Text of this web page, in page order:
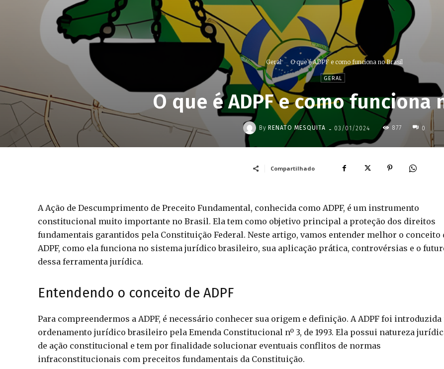
Geral O que é ADPF e como funciona no Brasil
GERAL
O que é ADPF e como funciona
By RENATO MESQUITA - 03/01/2024 877 0
Compartilhado
A Ação de Descumprimento de Preceito Fundamental, conhecida como ADPF, é um instrumento
constitucional muito importante no Brasil. Ela tem como objetivo principal a proteção dos direitos
fundamentais garantidos pela Constituição Federal. Neste artigo, vamos entender melhor o conceito
ADPF, como ela funciona no sistema jurídico brasileiro, sua aplicação prática, controvérsias e o
dessa ferramenta jurídica.
Entendendo o conceito de ADPF
Para compreendermos a ADPF, é necessário conhecer sua origem e definição. A ADPF foi introduzida
ordenamento jurídico brasileiro pela Emenda Constitucional nº 3, de 1993. Ela possui natureza
de ação constitucional e tem por finalidade solucionar eventuais conflitos de normas
infraconstitucionais com preceitos fundamentais da Constituição.